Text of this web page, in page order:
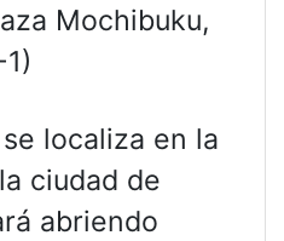
Mochibuku,
localiza en la
ciudad de
abriendo